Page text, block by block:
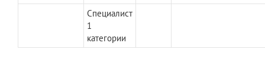
Специалист
1
категории